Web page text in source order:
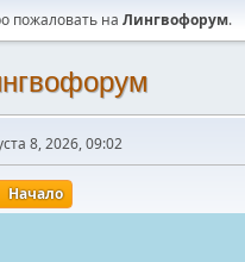
пожаловать на Лингвофорум.
8, 2026, 09:02
Начало